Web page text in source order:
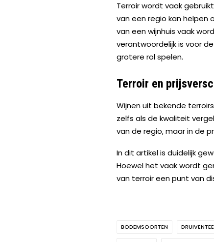
Terroir wordt vaak
van een regio kan helpen
van een wijnhuis vaak
verantwoordelijk is voor
grotere rol spelen.
Terroir en
Wijnen uit bekende
zelfs als de kwaliteit
van de regio, maar in de
In dit artikel is duidelijk
Hoewel het vaak wordt
van terroir een punt van
BODEMSOORTEN